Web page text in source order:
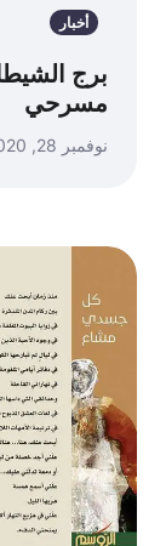
أخبار
برج
مسرحي
نوفمبر 28, 2020 | by alamiry